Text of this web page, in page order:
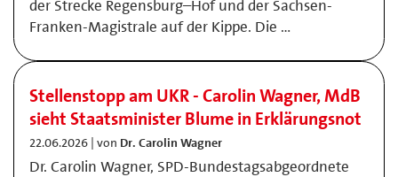
der Strecke Regensburg–Hof und der Sachsen-
Franken-Magistrale auf der Kippe. Die …
Stellenstopp am UKR - Carolin Wagner, MdB
sieht Staatsminister Blume in Erklärungsnot
22.06.2026 | von Dr. Carolin Wagner
Dr. Carolin Wagner, SPD-Bundestagsabgeordnete